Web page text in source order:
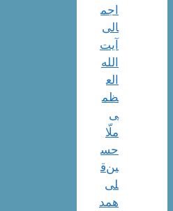
اجم
الی
آیت‌
الله‌
الع
ظم
ی
ملّا
حس
ین‌ق
لی
همد